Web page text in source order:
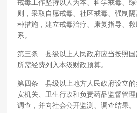
戒毒工作坚持以人为本、科学戒毒、
则，采取自愿戒毒、社区戒毒、强制
种措施，建立戒毒治疗、康复指导、
系。
第三条 县级以上人民政府应当按照国
所需经费列入本级财政预算。
第四条 县级以上地方人民政府设立的
安机关、卫生行政和负责药品监督管理
调查，并向社会公开监测、调查结果。